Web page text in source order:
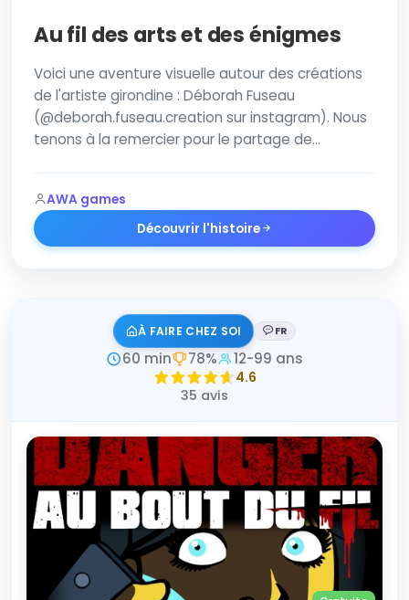
Au fil des arts et des énigmes
Voici une aventure visuelle autour des créations
de l'artiste girondine : Déborah Fuseau
(@deborah.fuseau.creation sur instagram). Nous
tenons à la remercier pour le partage de…
AWA games
Découvrir l'histoire
À FAIRE CHEZ SOI Langue :
FR
60 min 78% 12-99 ans
4.6
35 avis